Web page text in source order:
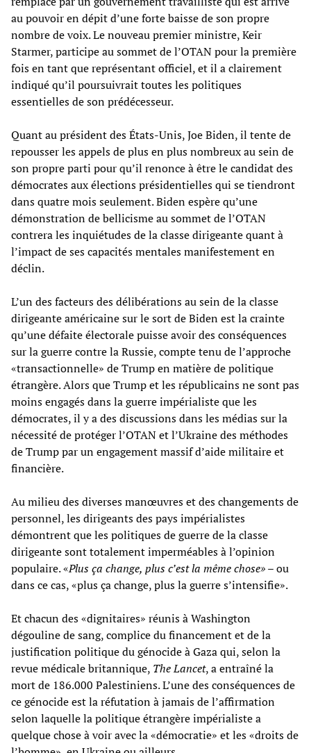
au pouvoir en dépit d’une forte baisse de son propre
nombre de voix. Le nouveau premier ministre, Keir
Starmer, participe au sommet de l’OTAN pour la première
fois en tant que représentant officiel, et il a clairement
indiqué qu’il poursuivrait toutes les politiques
essentielles de son prédécesseur.
Quant au président des États-Unis, Joe Biden, il tente de
repousser les appels de plus en plus nombreux au sein de
son propre parti pour qu’il renonce à être le candidat des
démocrates aux élections présidentielles qui se tiendront
dans quatre mois seulement. Biden espère qu’une
démonstration de bellicisme au sommet de l’OTAN
contrera les inquiétudes de la classe dirigeante quant à
l’impact de ses capacités mentales manifestement en
déclin.
L’un des facteurs des délibérations au sein de la classe
dirigeante américaine sur le sort de Biden est la crainte
qu’une défaite électorale puisse avoir des conséquences
sur la guerre contre la Russie, compte tenu de l’approche
«transactionnelle» de Trump en matière de politique
étrangère. Alors que Trump et les républicains ne sont pas
moins engagés dans la guerre impérialiste que les
démocrates, il y a des discussions dans les médias sur la
nécessité de protéger l’OTAN et l’Ukraine des méthodes
de Trump par un engagement massif d’aide militaire et
financière.
Au milieu des diverses manœuvres et des changements de
personnel, les dirigeants des pays impérialistes
démontrent que les politiques de guerre de la classe
dirigeante sont totalement imperméables à l’opinion
populaire. «Plus ça change, plus c’est la même chose»– ou
dans ce cas, «plus ça change, plus la guerre s’intensifie».
Et chacun des «dignitaires» réunis à Washington
dégouline de sang, complice du financement et de la
justification politique du génocide à Gaza qui, selon la
revue médicale britannique, The Lancet, a entraîné la
mort de 186.000 Palestiniens. L’une des conséquences de
ce génocide est la réfutation à jamais de l’affirmation
selon laquelle la politique étrangère impérialiste a
quelque chose à voir avec la «démocratie» et les «droits de